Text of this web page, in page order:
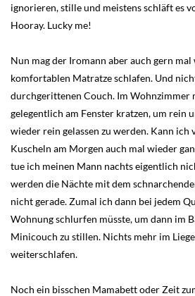
ignorieren, stille und meistens schläft es
Hooray. Lucky me!
Nun mag der Iromann aber auch gern
komfortablen Matratze schlafen. Und
durchgerittenen Couch. Im Wohnzimmer
gelegentlich am Fenster kratzen, um rein
wieder rein gelassen zu werden. Kann ich
Kuscheln am Morgen auch mal wieder
tue ich meinen Mann nachts eigentlich
werden die Nächte mit dem
nicht gerade. Zumal ich dann bei jedem
Wohnung schlurfen müsste, um dann im
Minicouch zu stillen. Nichts mehr im
weiterschlafen.
Noch ein bisschen Mamabett oder Zeit